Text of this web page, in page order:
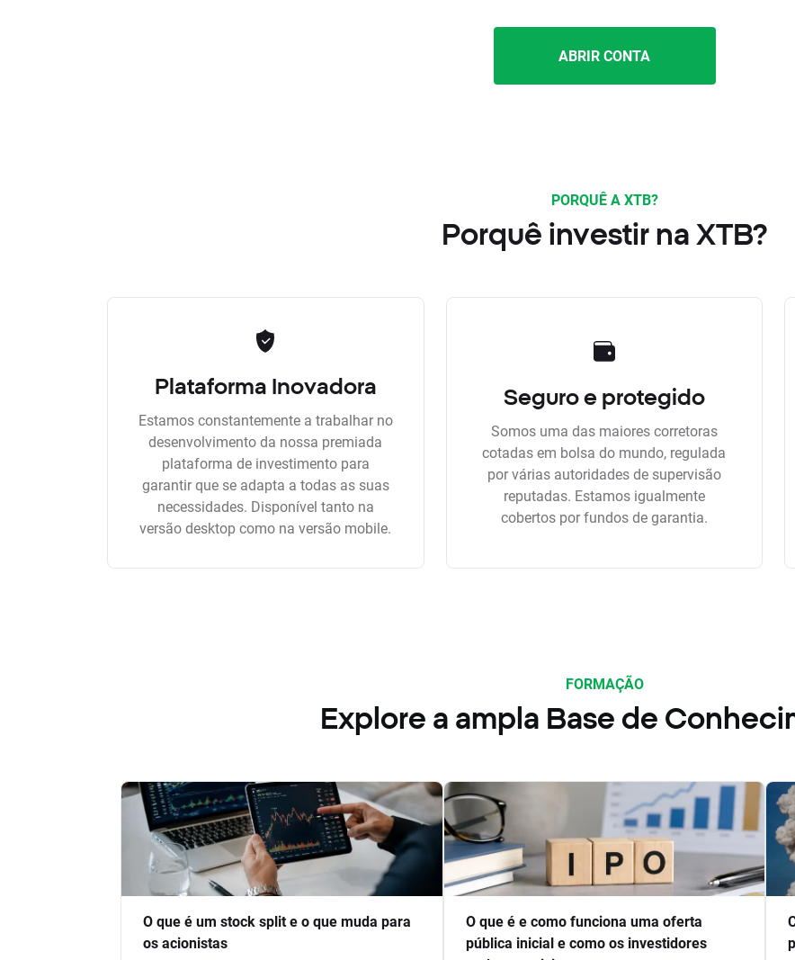
ABRIR CONTA
PORQUÊ A XTB?
Porquê investir na XTB?
Plataforma Inovadora
Estamos constantemente a trabalhar no
desenvolvimento da nossa premiada
plataforma de investimento para
garantir que se adapta a todas as suas
necessidades. Disponível tanto na
versão desktop como na versão mobile.
Seguro e protegido
Somos uma das maiores corretoras
cotadas em bolsa do mundo, regulada
por várias autoridades de supervisão
reputadas. Estamos igualmente
cobertos por fundos de garantia.
FORMAÇÃO
Explore a ampla Base de
O que é um stock split e o que muda para
os acionistas
O que é e como funciona uma oferta
pública inicial e como os investidores